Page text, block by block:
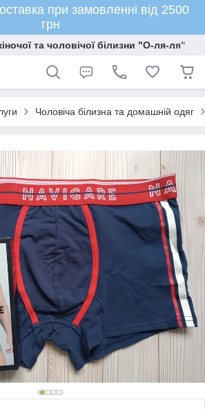
при замовленні від 2500
грн
та чоловічої білизни "О-ля-ля"
Чоловіча білизна та домашній одяг